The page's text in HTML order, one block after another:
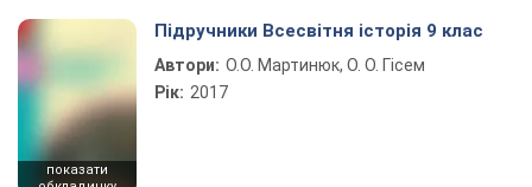
показати
Підручники Всесвітня історія 9 клас
Автори: О.О. Мартинюк, О. О. Гісем
Рік: 2017